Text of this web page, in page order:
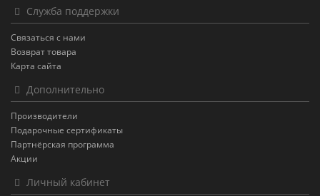
Служба поддержки
Связаться с нами
Возврат товара
Карта сайта
Дополнительно
Производители
Подарочные сертификаты
Партнёрская программа
Акции
Личный кабинет